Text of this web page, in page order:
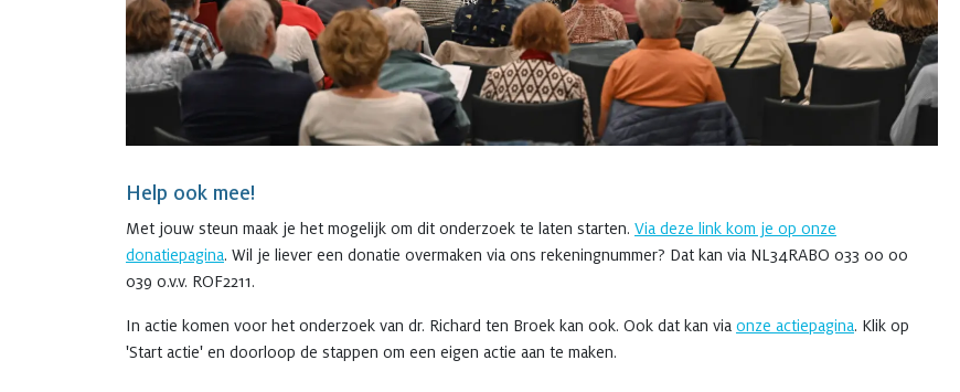
Help ook mee!
Met jouw steun maak je het mogelijk om dit onderzoek te laten starten. Via deze link kom je op onze
donatiepagina. Wil je liever een donatie overmaken via ons rekeningnummer? Dat kan via NL34RABO 033 00 00
039 o.v.v. ROF2211.
In actie komen voor het onderzoek van dr. Richard ten Broek kan ook. Ook dat kan via onze actiepagina. Klik op
'Start actie' en doorloop de stappen om een eigen actie aan te maken.